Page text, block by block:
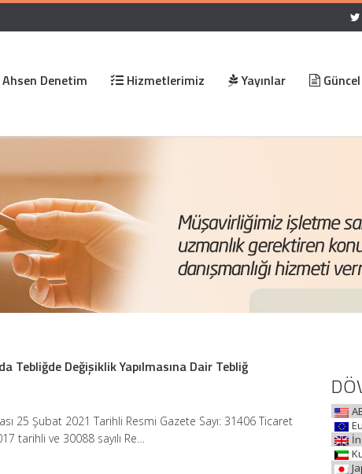
Ahsen Denetim Hizmetlerimiz Yayınlar
Tebliğde Değişiklik Yapılmasına Dair Tebliğ
25 Şubat 2021 Tarihli Resmi Gazete Sayı: 31406 Ticaret
tarihli ve 30088 sayılı Re…